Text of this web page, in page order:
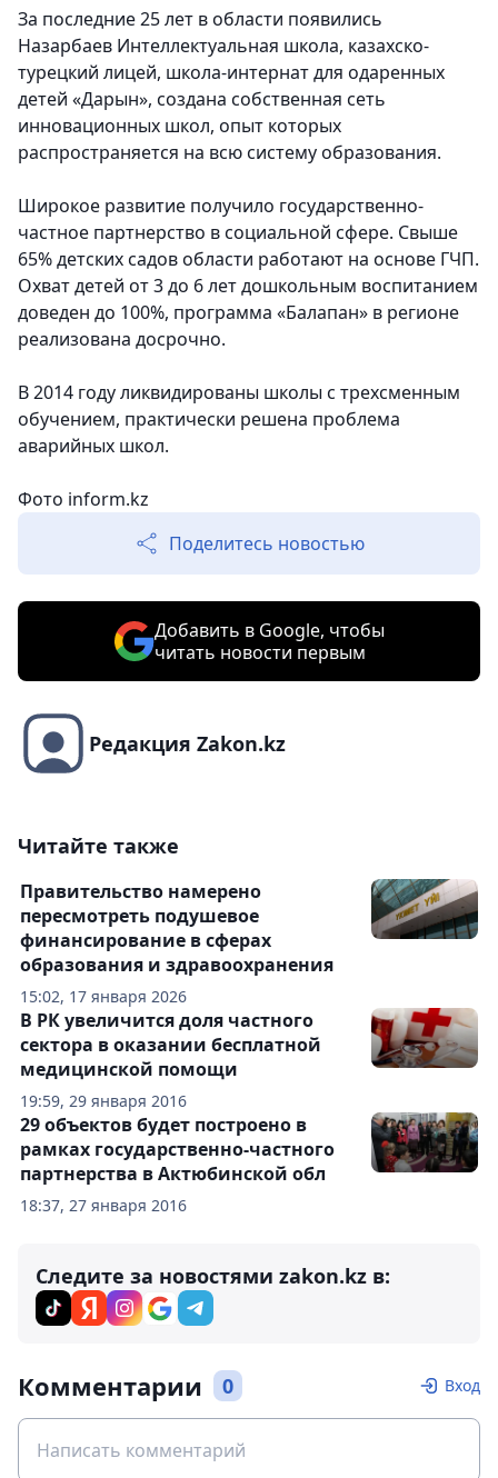
За последние 25 лет в области появились
Назарбаев Интеллектуальная школа, казахско-
турецкий лицей, школа-интернат для одаренных
детей «Дарын», создана собственная сеть
инновационных школ, опыт которых
распространяется на всю систему образования.
Широкое развитие получило государственно-
частное партнерство в социальной сфере. Свыше
65% детских садов области работают на основе ГЧП.
Охват детей от 3 до 6 лет дошкольным воспитанием
доведен до 100%, программа «Балапан» в регионе
реализована досрочно.
В 2014 году ликвидированы школы с трехсменным
обучением, практически решена проблема
аварийных школ.
Фото inform.kz
Поделитесь новостью
Добавить в Google, чтобы
читать новости первым
Редакция Zakon.kz
Читайте также
15:02, 17 января 2026
Правительство намерено
пересмотреть подушевое
финансирование в сферах
образования и здравоохранения
19:59, 29 января 2016
В РК увеличится доля частного
сектора в оказании бесплатной
медицинской помощи
18:37, 27 января 2016
29 объектов будет построено в
рамках государственно-частного
партнерства в Актюбинской обл
Следите за новостями zakon.kz в:
Комментарии 0 Вход